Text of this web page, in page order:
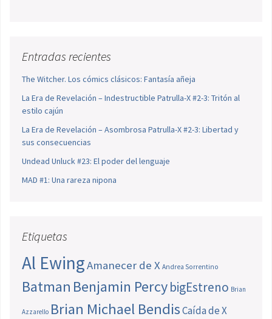
Entradas recientes
The Witcher. Los cómics clásicos: Fantasía añeja
La Era de Revelación – Indestructible Patrulla-X #2-3: Tritón al
estilo cajún
La Era de Revelación – Asombrosa Patrulla-X #2-3: Libertad y
sus consecuencias
Undead Unluck #23: El poder del lenguaje
MAD #1: Una rareza nipona
Etiquetas
Al EwingAmanecer de X Andrea Sorrentino
Batman Benjamin PercybigEstreno Brian
Azzarello Brian Michael BendisCaída de X